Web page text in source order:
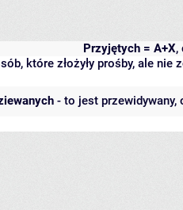
Przyjętych = A+X,
które złożyły prośby, ale
- to jest